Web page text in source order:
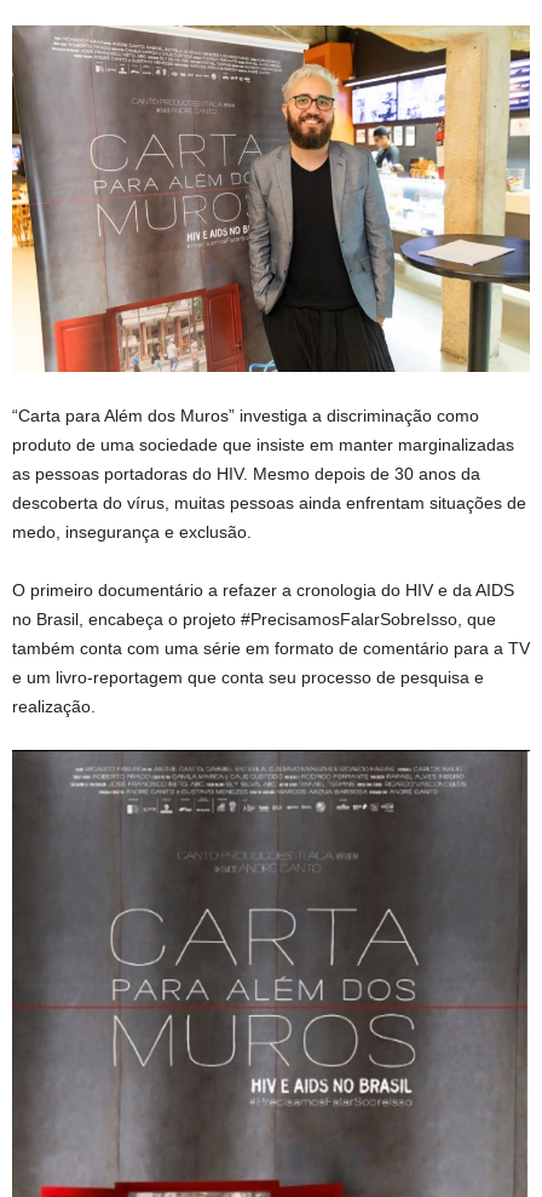
“Carta para Além dos Muros” investiga a discriminação como
produto de uma sociedade que insiste em manter marginalizadas
as pessoas portadoras do HIV. Mesmo depois de 30 anos da
descoberta do vírus, muitas pessoas ainda enfrentam situações de
medo, insegurança e exclusão.
O primeiro documentário a refazer a cronologia do HIV e da AIDS
no Brasil, encabeça o projeto #PrecisamosFalarSobreIsso, que
também conta com uma série em formato de comentário para a TV
e um livro-reportagem que conta seu processo de pesquisa e
realização.